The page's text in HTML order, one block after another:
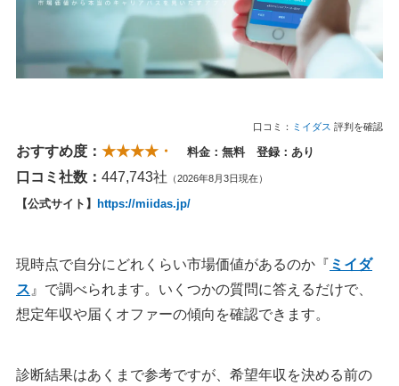
口コミ： ミイダス 評判を確認
おすすめ度： ★★★★・ 料金：無料 登録：あり
口コミ社数： 447,743社 （2026年8月3日現在）
【公式サイト】 https://miidas.jp/
現時点で自分にどれくらい市場価値があるのか『 ミイダ
ス 』で調べられます。いくつかの質問に答えるだけで、
想定年収や届くオファーの傾向を確認できます。
診断結果はあくまで参考ですが、希望年収を決める前の